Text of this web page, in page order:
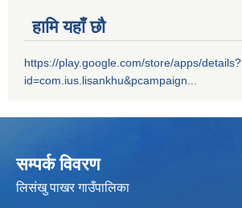
हामि यहाँ छौ
https://play.google.com/store/apps/details?
id=com.ius.lisankhu&pcampaign...
सम्पर्क विवरण
लिसंखु पाखर गाउँपालिका